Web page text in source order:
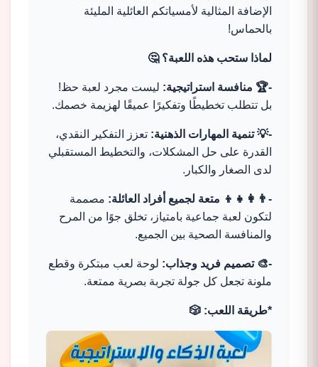
الإضافة المثالية لأمسياتكم العائلية المليئة
بالحماس!
لماذا ستحب هذه اللعبة؟ 🤔
-🏆 منافسة استراتيجية: ليست مجرد لعبة حظ!
بل تتطلب تخطيطًا وتفكيرًا عميقًا لهزيمة خصمك.
-💡 تنمية المهارات الذهنية: تعزز التفكير النقدي،
القدرة على حل المشكلات، والتخطيط المستقبلي
لدى الصغار والكبار.
-👨‍👩‍👧‍👦 متعة لجميع أفراد العائلة: مصممة
لتكون لعبة جماعية بامتياز، تخلق جوًا من المرح
والمنافسة الصحية بين الجميع.
-🎨 تصميم فريد وجذاب: لوحة لعب مبتكرة وقطع
ملونة تجعل كل جولة تجربة بصرية ممتعة.
*طريقة اللعب: 🎲